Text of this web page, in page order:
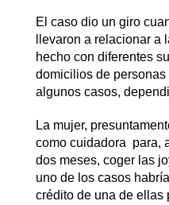
El caso dio un giro
llevaron a relacionar a
hecho con diferentes
domicilios de
algunos casos,
La mujer,
como cuidadora para,
dos meses, coger las
uno de los casos
crédito de una de ellas